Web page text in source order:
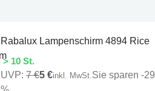
Rabalux Lampenschirm 4894 Rice
> 10 St.
UVP: 7 €5 €inkl. MwSt.Sie sparen -29